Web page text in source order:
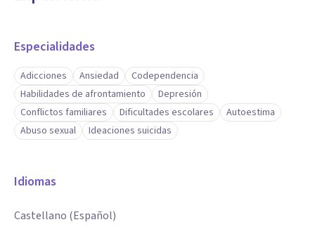
Especialidades
Adicciones Ansiedad
Codependencia
Habilidades de afrontamiento
Depresión
Conflictos familiares
Dificultades escolares
Autoestima
Abuso sexual
Ideaciones suicidas
Idiomas
Castellano (Español)